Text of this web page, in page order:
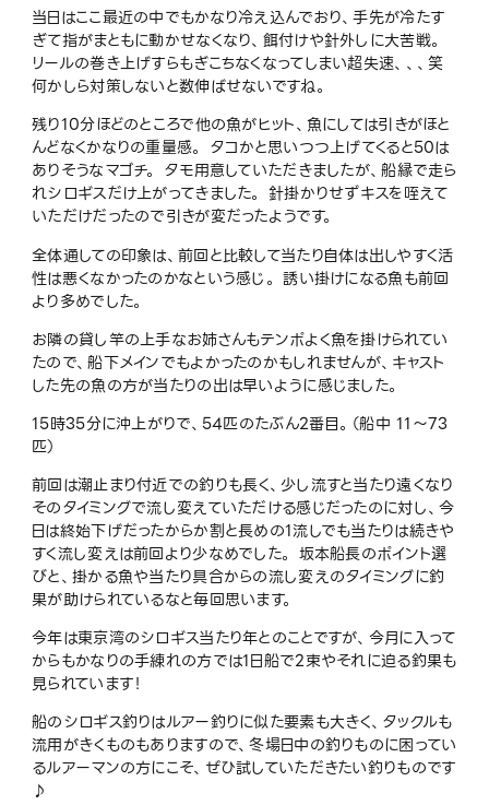
当日はここ最近の中でもかなり冷え込んでおり、手先が冷たす
ぎて指がまともに動かせなくなり、餌付けや針外しに大苦戦。
リールの巻き上げすらもぎこちなくなってしまい超失速、、、笑
何かしら対策しないと数伸ばせないですね。
残り10分ほどのところで他の魚がヒット、魚にしては引きがほと
んどなくかなりの重量感。 タコかと思いつつ上げてくると50は
ありそうなマゴチ。 タモ用意していただきましたが、船縁で走ら
れシロギスだけ上がってきました。 針掛かりせずキスを咥えて
いただけだったので引きが変だったようです。
全体通しての印象は、前回と比較して当たり自体は出しやすく活
性は悪くなかったのかなという感じ。 誘い掛けになる魚も前回
より多めでした。
お隣の貸し竿の上手なお姉さんもテンポよく魚を掛けられてい
たので、船下メインでもよかったのかもしれませんが、キャスト
した先の魚の方が当たりの出は早いように感じました。
15時35分に沖上がりで、54匹のたぶん2番目。（船中 11〜73
匹）
前回は潮止まり付近での釣りも長く、少し流すと当たり遠くなり
そのタイミングで流し変えていただける感じだったのに対し、今
日は終始下げだったからか割と長めの1流しでも当たりは続きや
すく流し変えは前回より少なめでした。 坂本船長のポイント選
びと、掛かる魚や当たり具合からの流し変えのタイミングに釣
果が助けられているなと毎回思います。
今年は東京湾のシロギス当たり年とのことですが、今月に入って
からもかなりの手練れの方では1日船で2束やそれに迫る釣果も
見られています！
船のシロギス釣りはルアー釣りに似た要素も大きく、タックルも
流用がきくものもありますので、冬場日中の釣りものに困ってい
るルアーマンの方にこそ、ぜひ試していただきたい釣りものです
♪